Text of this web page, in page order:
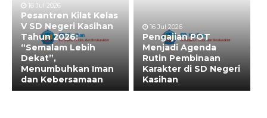
16 Jul 2026
Pesantren Kilat Kelas
V SD Negeri Kasihan
Tahun 2026:
“Semalam Lebih
Dekat”,
Menumbuhkan Iman
dan Kebersamaan
16 Jul 2026
Pengajian POT
Menjadi Agenda
Rutin Pembinaan
Karakter di SD Negeri
Kasihan